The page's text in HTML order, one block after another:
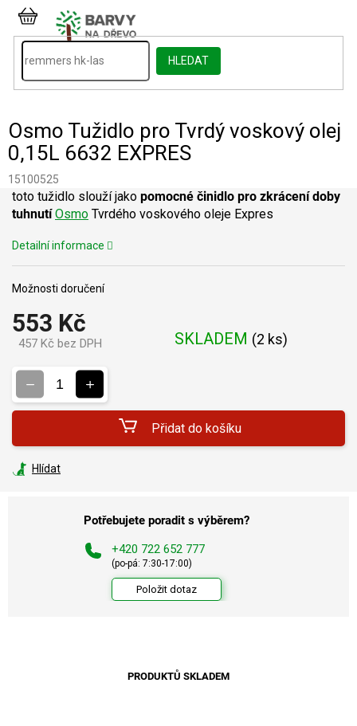
Přejít
obsah
HLEDAT
NÁKUPNÍ
KOŠÍK
Osmo Tužidlo pro Tvrdý voskový olej
0,15L 6632 EXPRES
15100525
553 Kč
457 Kč bez DPH SKLADEM (2 ks)
Možnosti doručení
Přidat do košíku
toto tužidlo slouží jako pomocné činidlo pro zkrácení doby
tuhnutí Osmo Tvrdého voskového oleje Expres
Detailní informace
Hlídat
Potřebujete poradit s výběrem?
+420 722 652 777
(po-pá: 7:30-17:00)
Položit dotaz
PRODUKTŮ SKLADEM